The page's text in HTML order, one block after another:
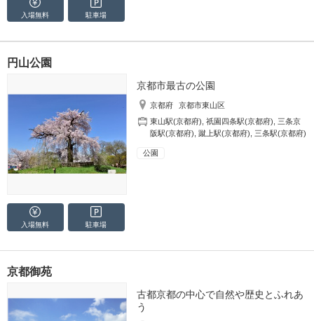
入場無料 駐車場
円山公園
京都市最古の公園
京都府
京都市東山区
東山駅(京都府) ,祇園四条駅(京都府)
三条京
阪駅(京都府) ,蹴上駅(京都府) 三条駅(京都府)
公園
入場無料 駐車場
京都御苑
古都京都の中心で自然や歴史とふれあ
う